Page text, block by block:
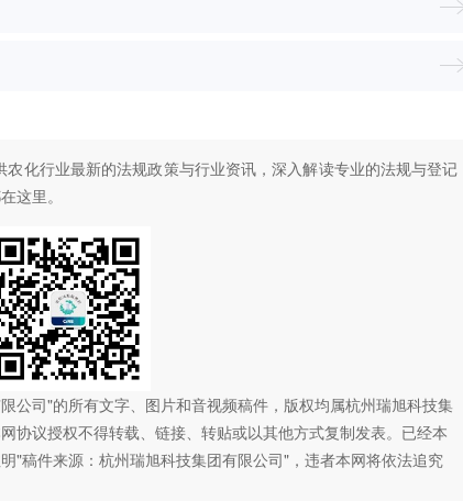
农化行业最新的法规政策与行业资讯，深入解读专业的法规与登记
这里。
公司"的所有文字、图片和音视频稿件，版权均属杭州瑞旭科技集
协议授权不得转载、链接、转贴或以其他方式复制发表。已经本
"稿件来源：杭州瑞旭科技集团有限公司"，违者本网将依法追究